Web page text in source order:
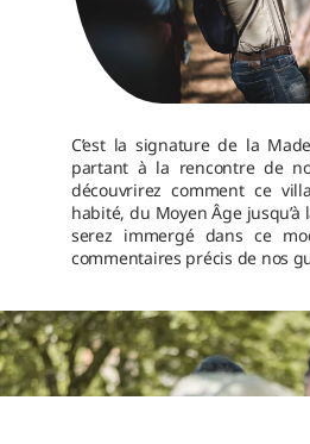
C’est la signature de la
partant à la rencontre de
découvrirez comment ce
habité, du Moyen Âge
serez immergé dans ce
commentaires précis de nos